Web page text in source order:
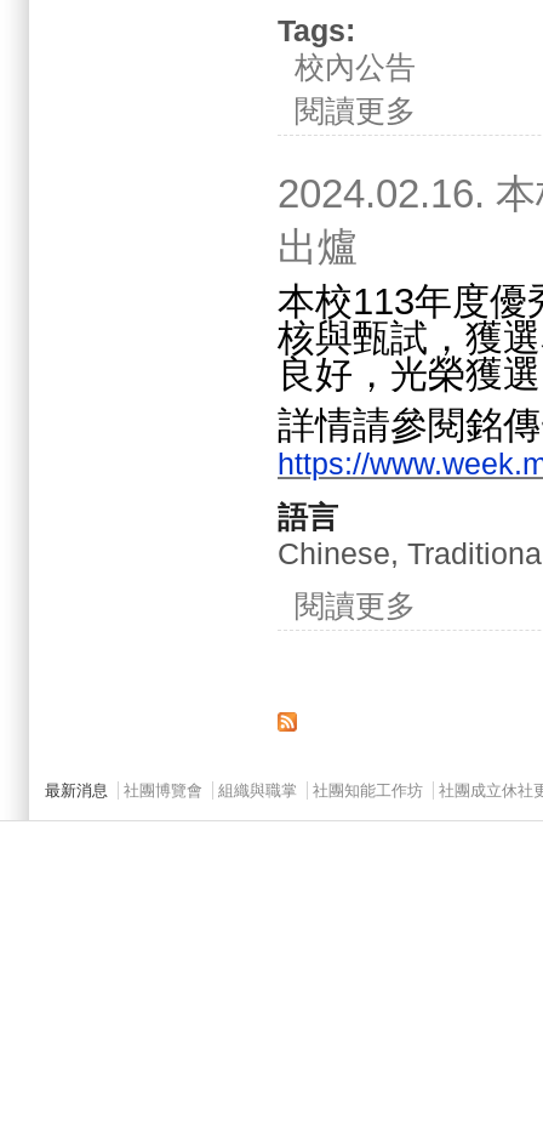
Tags:
校內公告
閱讀更多
2024.02.16.
出爐
本校113年度優
核與甄試，獲
良好，光榮獲
詳情請參閱銘
https://
語言
Chinese,
閱讀更多
Main menu 2
最新消息 社團博覽會 組織與職掌 社團知能工作坊 社團成立休社